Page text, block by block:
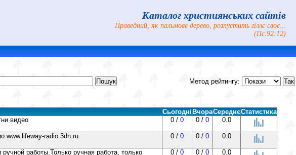
Каталог християнських сайтів
Праведний, як пальмове дерево, розпустить гіллє своє...
(Пс.92:12)
Метод рейтингу:
Сьогодні ВчораСереднєСтатистика
видео 0 / 0 0 / 0 0.0
www.lifeway-radio.3dn.ru 0 / 0 0 / 0 0.0
ручной работы.Только ручная работа, только
0 / 0 0 / 0 0.0